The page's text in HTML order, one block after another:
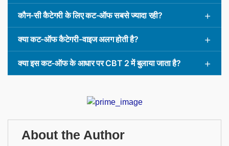
कौन-सी कैटेगरी के लिए कट-ऑफ सबसे ज्यादा रही?
क्या कट-ऑफ कैटेगरी-वाइज अलग होती है?
क्या इस कट-ऑफ के आधार पर CBT 2 में बुलाया जाता है?
About the Author